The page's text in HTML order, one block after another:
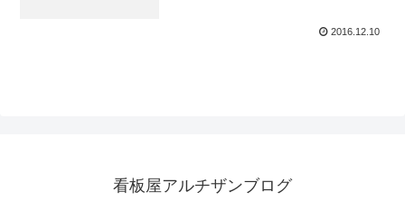
2016.12.10
看板屋アルチザンブログ